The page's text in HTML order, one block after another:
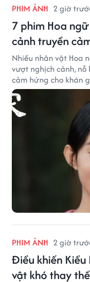
PHIM ẢNH 2 giờ
7 phim Hoa
cảnh truyền
Nhiều nhân vật Hoa
vượt nghịch cảnh,
cảm hứng cho khán
PHIM ẢNH 2 giờ
Điều khiến
vật khó thay